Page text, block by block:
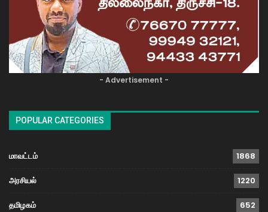
- Advertisement -
POPULAR CATEGORIES
மாவட்டம் 1868
அரசியல் 1220
தமிழகம் 652